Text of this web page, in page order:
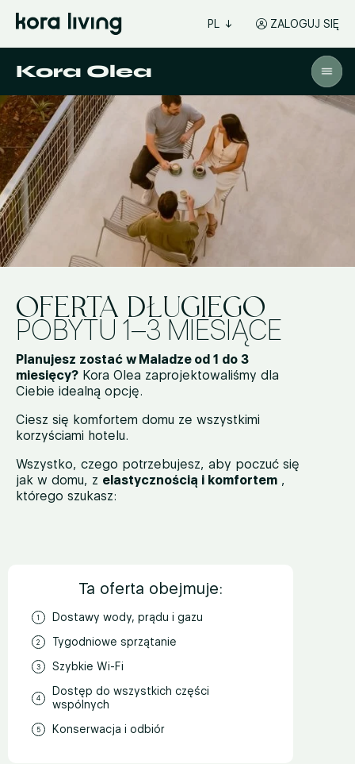
PL ZALOGUJ SIĘ
Kora Olea
OFERTA DŁUGIEGO
POBYTU 1–3 MIESIĄCE
Planujesz zostać w Maladze od 1 do 3
miesięcy? Kora Olea zaprojektowaliśmy dla
Ciebie idealną opcję.
Ciesz się komfortem domu ze wszystkimi
korzyściami hotelu.
Wszystko, czego potrzebujesz, aby poczuć się
jak w domu, z elastycznością i komfortem ,
którego szukasz:
Ta oferta obejmuje:
Dostawy wody, prądu i gazu
Tygodniowe sprzątanie
Szybkie Wi-Fi
Dostęp do wszystkich części
wspólnych
Konserwacja i odbiór